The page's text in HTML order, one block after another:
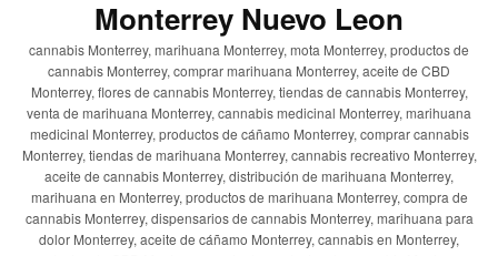
Monterrey Nuevo Leon
cannabis Monterrey, marihuana Monterrey, mota Monterrey, productos de
cannabis Monterrey, comprar marihuana Monterrey, aceite de CBD
Monterrey, flores de cannabis Monterrey, tiendas de cannabis Monterrey,
venta de marihuana Monterrey, cannabis medicinal Monterrey, marihuana
medicinal Monterrey, productos de cáñamo Monterrey, comprar cannabis
Monterrey, tiendas de marihuana Monterrey, cannabis recreativo Monterrey,
aceite de cannabis Monterrey, distribución de marihuana Monterrey,
marihuana en Monterrey, productos de marihuana Monterrey, compra de
cannabis Monterrey, dispensarios de cannabis Monterrey, marihuana para
dolor Monterrey, aceite de cáñamo Monterrey, cannabis en Monterrey,